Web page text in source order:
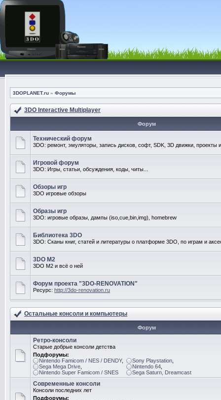
3DOPLANET.ru » Форумы
3DO Interactive Multiplayer
Форум
Технический форум
3DO: ремонт, эмуляторы, запись дисков, софт, SDK, 3D движки, проекты
Игровой форум
3DO: Игры, статьи, обсуждения, коды, читы...
Обзоры игр
3DO игровые обзоры
Образы игр
3DO: игровые образы, дампы (iso,cue,bin,img), homebrew
Библиотека 3DO
3DO: Сканы книг, статей и литературы о платформе 3DO, по играм и
3DO M2
3DO M2 и всё о ней
Форум проекта "3DO-RENOVATION"
Ресурс: http://3do-renovation.ru
Остальные консоли и компьютеры
Форум
Ретро-консоли
Старые добрые консоли детства
Подфорумы:
Nintendo Famicom / NES / DENDY,
Sega Mega Drive
Nintendo Super Famicom / SNES
Sony Playstation
Nintendo 64
Sega Saturn, Dreamcast
Современные консоли
Консоли последних лет
Подфорумы: